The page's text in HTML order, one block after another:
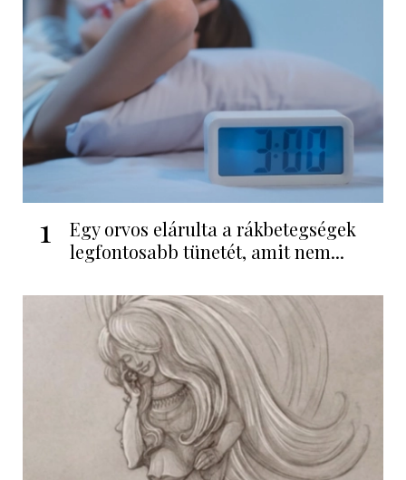
1
Egy orvos elárulta a rákbetegségek
legfontosabb tünetét, amit nem...